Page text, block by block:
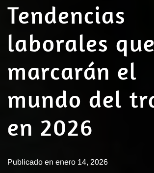
Tendencias
laborales que
marcarán el
mundo del
en 2026
Publicado en enero 14, 2026